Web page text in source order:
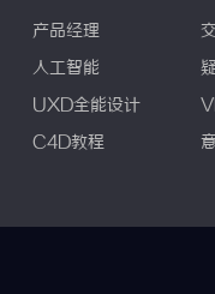
产品经理
人工智能
UXD全能设计
C4D教程